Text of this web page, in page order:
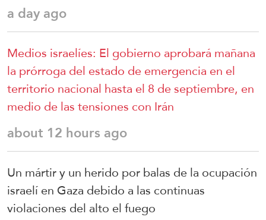
a day ago
Medios israelíes: El gobierno aprobará mañana
la prórroga del estado de emergencia en el
territorio nacional hasta el 8 de septiembre, en
medio de las tensiones con Irán
about 12 hours ago
Un mártir y un herido por balas de la ocupación
israelí en Gaza debido a las continuas
violaciones del alto el fuego